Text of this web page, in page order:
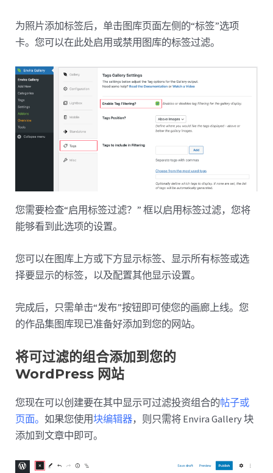
为照片添加标签后，单击图库页面左侧的“标签”选项
卡。您可以在此处启用或禁用图库的标签过滤。
您需要检查“启用标签过滤？” 框以启用标签过滤，您将
能够看到此选项的设置。
您可以在图库上方或下方显示标签、显示所有标签或选
择要显示的标签，以及配置其他显示设置。
完成后，只需单击“发布”按钮即可使您的画廊上线。您
的作品集图库现已准备好添加到您的网站。
将可过滤的组合添加到您的
WordPress 网站
您现在可以创建要在其中显示可过滤投资组合的帖子或
页面。如果您使用块编辑器，则只需将 Envira Gallery 块
添加到文章中即可。